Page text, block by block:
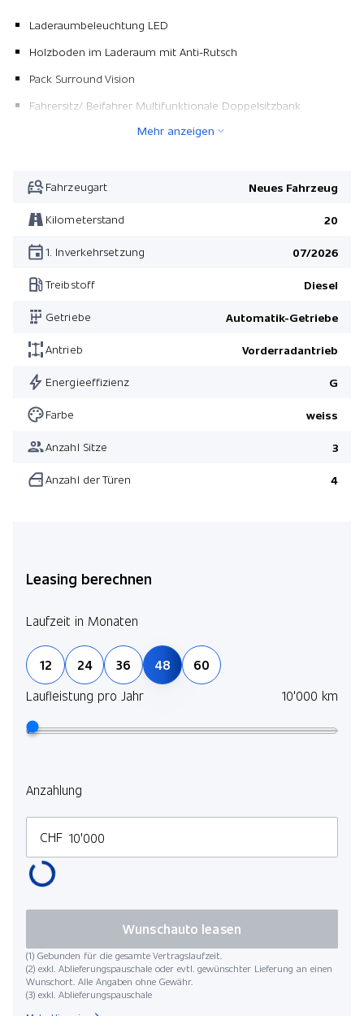
Laderaumbeleuchtung LED
Holzboden im Laderaum mit Anti-Rutsch
Pack Surround Vision
Fahrersitz/ Beifahrer Multifunktionale Doppelsitzbank
Mehr anzeigen
Fahrzeugart Neues Fahrzeug
Kilometerstand 20
1. Inverkehrsetzung 07/2026
Treibstoff Diesel
Getriebe Automatik-Getriebe
Antrieb Vorderradantrieb
Energieeffizienz G
Farbe weiss
Anzahl Sitze 3
Anzahl der Türen 4
Leasing berechnen
Laufzeit in Monaten
12 24 36 48
60
Laufleistung pro Jahr
10'000 km
Anzahlung
CHF
(1) Gebunden für die gesamte Vertragslaufzeit.
(2) exkl. Ablieferungspauschale oder evtl. gewünschter Lieferung an einen
Wunschort. Alle Angaben ohne Gewähr.
(3) exkl. Ablieferungspauschale
Wunschauto leasen